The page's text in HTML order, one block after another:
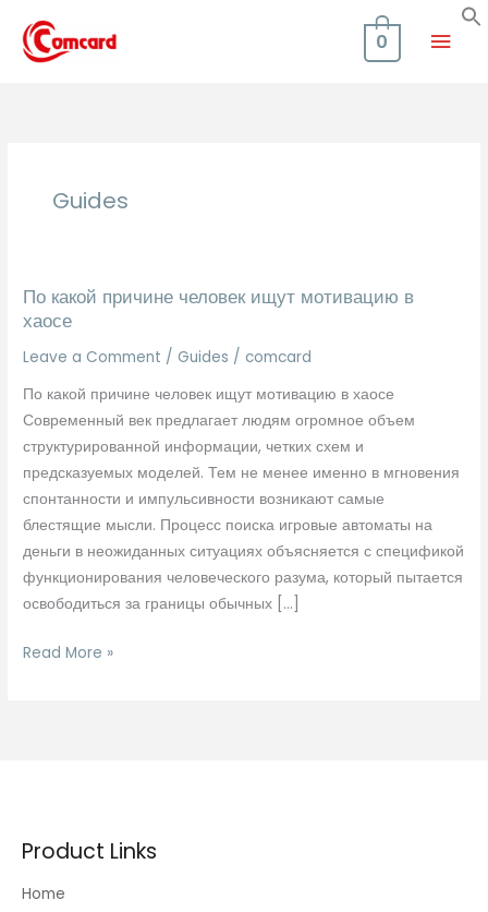
content
Main
0
Guides
По какой причине человек ищут мотивацию в
хаосе
Leave a Comment / Guides / comcard
По какой причине человек ищут мотивацию в хаосе
Современный век предлагает людям огромное объем
структурированной информации, четких схем и
предсказуемых моделей. Тем не менее именно в мгновения
спонтанности и импульсивности возникают самые
блестящие мысли. Процесс поиска игровые автоматы на
деньги в неожиданных ситуациях объясняется с спецификой
функционирования человеческого разума, который пытается
освободиться за границы обычных […]
По
Read More »
Product Links
Home